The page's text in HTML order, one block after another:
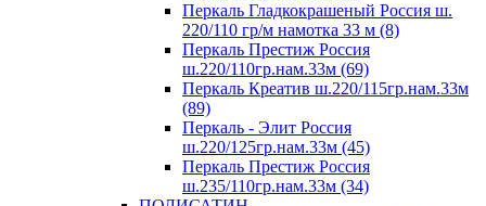
Перкаль Гладкокрашеный Россия ш.
220/110 гр/м намотка 33 м (8)
Перкаль Престиж Россия
ш.220/110гр.нам.33м (69)
Перкаль Креатив ш.220/115гр.нам.33м
(89)
Перкаль - Элит Россия
ш.220/125гр.нам.33м (45)
Перкаль Престиж Россия
ш.235/110гр.нам.33м (34)